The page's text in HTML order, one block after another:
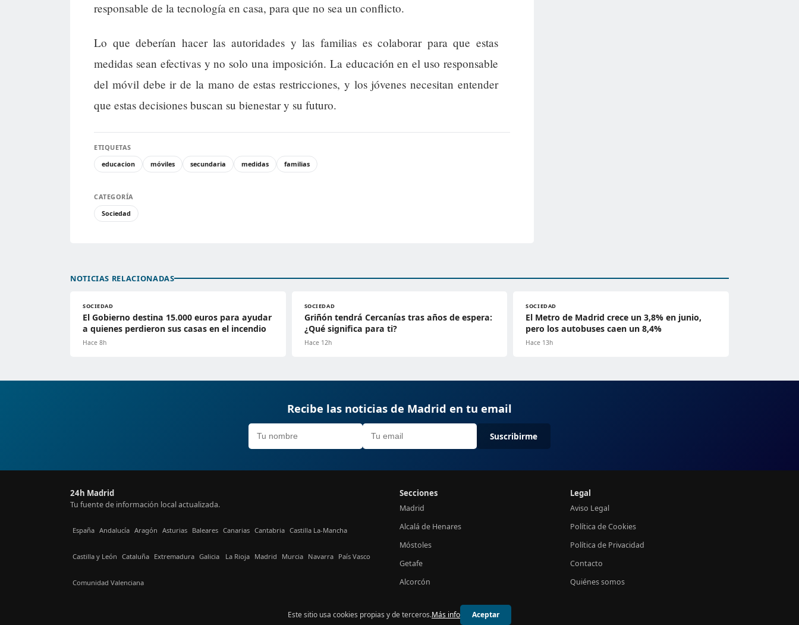
responsable de la tecnología en casa, para que no sea un conflicto.
Lo que deberían hacer las autoridades y las familias es colaborar para que estas
medidas sean efectivas y no solo una imposición. La educación en el uso responsable
del móvil debe ir de la mano de estas restricciones, y los jóvenes necesitan entender
que estas decisiones buscan su bienestar y su futuro.
ETIQUETAS
educacion
móviles secundaria medidas familias
CATEGORÍA
Sociedad
NOTICIAS RELACIONADAS
SOCIEDAD
El Gobierno destina 15.000 euros para ayudar
a quienes perdieron sus casas en el incendio
Hace 8h
SOCIEDAD
Griñón tendrá Cercanías tras años de espera:
¿Qué significa para ti?
Hace 12h
SOCIEDAD
El Metro de Madrid crece un 3,8% en junio,
pero los autobuses caen un 8,4%
Hace 13h
Recibe las noticias de Madrid en tu email
Suscribirme
24h Madrid
Tu fuente de información local actualizada.
España Andalucía Aragón Asturias Baleares Canarias Cantabria Castilla La-Mancha
Castilla y León Cataluña Extremadura Galicia La Rioja Madrid Murcia Navarra País Vasco
Comunidad Valenciana
Secciones
Madrid
Alcalá de Henares
Móstoles
Getafe
Alcorcón
Legal
Aviso Legal
Política de Cookies
Política de Privacidad
Contacto
Quiénes somos
© 2026 24h Madrid
Este sitio usa cookies propias y de terceros.Más info Aceptar